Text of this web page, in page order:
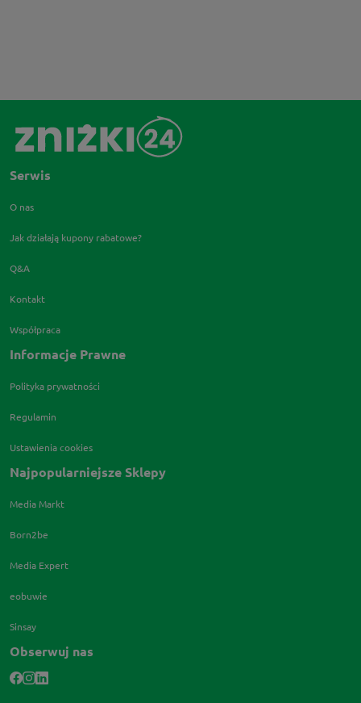
Serwis
O nas
Jak działają kupony rabatowe?
Q&A
Kontakt
Współpraca
Informacje Prawne
Polityka prywatności
Regulamin
Ustawienia cookies
Najpopularniejsze Sklepy
Media Markt
Born2be
Media Expert
eobuwie
Sinsay
Obserwuj nas